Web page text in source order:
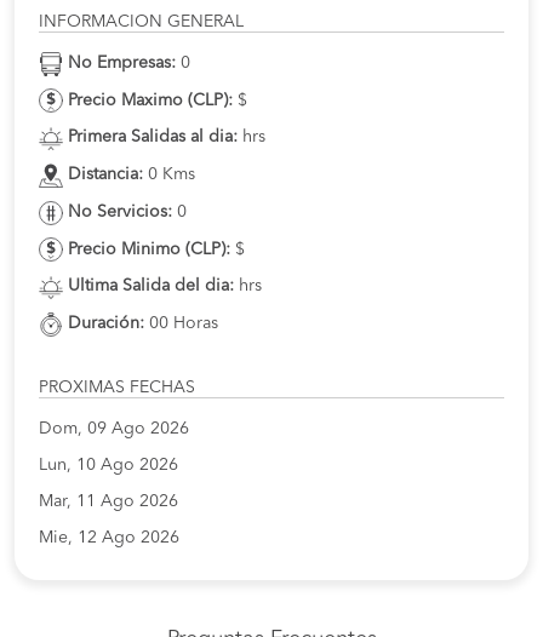
INFORMACION GENERAL
No Empresas: 0
Precio Maximo (CLP): $
Primera Salidas al dia: hrs
Distancia: 0 Kms
No Servicios: 0
Precio Minimo (CLP): $
Ultima Salida del dia: hrs
Duración: 00 Horas
PROXIMAS FECHAS
Dom, 09 Ago 2026
Lun, 10 Ago 2026
Mar, 11 Ago 2026
Mie, 12 Ago 2026